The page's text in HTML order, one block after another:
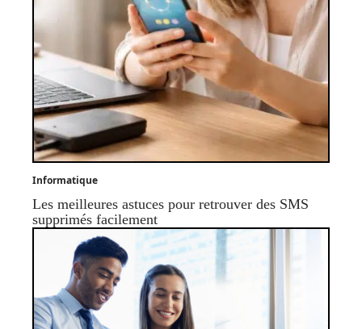
Informatique
Les meilleures astuces pour retrouver des SMS
supprimés facilement